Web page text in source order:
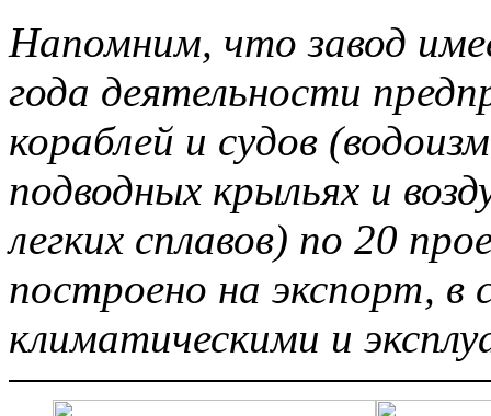
Напомним, что завод
года деятельности
кораблей и судов
подводных крыльях и
легких сплавов) по 20
построено на экспорт, в
климатическими и